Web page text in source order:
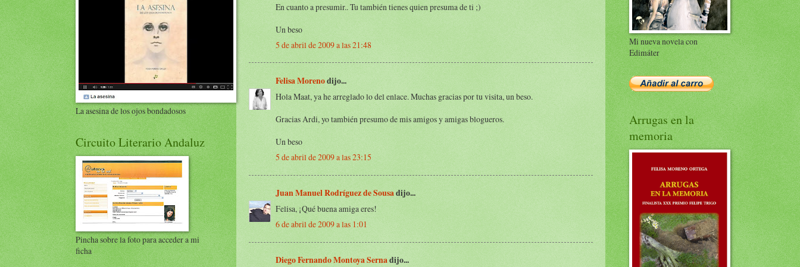
En cuanto a presumir.. Tu también tienes quien presuma de ti ;)
Un beso
5 de abril de 2009 a las 21:48
Felisa Morenodijo...
Hola Maat, ya he arreglado lo del enlace. Muchas gracias por tu visita, un beso.
Gracias Ardi, yo también presumo de mis amigos y amigas blogueros.
Un beso
5 de abril de 2009 a las 23:15
Juan Manuel Rodríguez de Sousadijo...
Felisa, ¡Qué buena amiga eres!
6 de abril de 2009 a las 1:01
Diego Fernando Montoya Sernadijo...
La asesina de los ojos bondadosos
Circuito Literario Andaluz
Pincha sobre la foto para acceder a mi
ficha
Mi nueva novela con
Edimáter
Arrugas en la
memoria